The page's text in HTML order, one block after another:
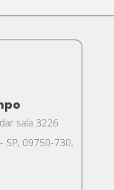
sala 3226
SP, 09750-730,